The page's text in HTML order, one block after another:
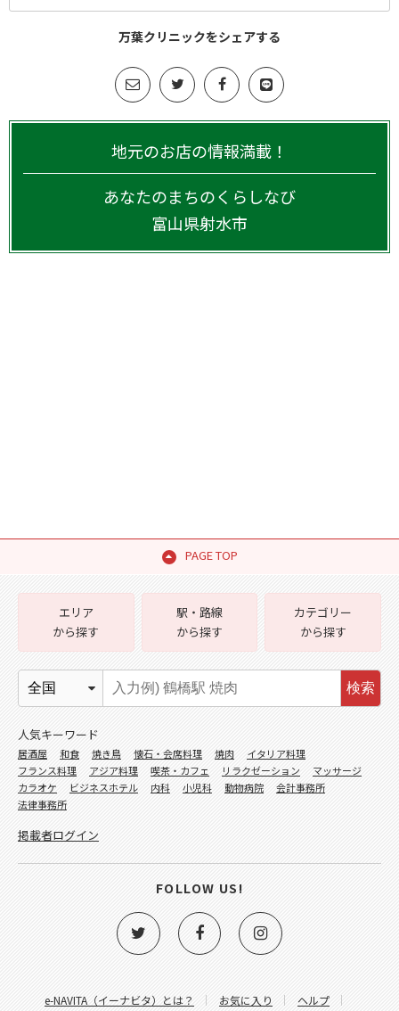
万葉クリニックをシェアする
地元のお店の情報満載！
あなたのまちのくらしなび
富山県射水市
PAGE TOP
e-NAVITA（イーナビタ）とは？ お気に入り ヘルプ
エリア
から探す
駅・路線
から探す
カテゴリー
から探す
検索
人気キーワード
居酒屋 和食 焼き鳥 懐石・会席料理 焼肉
イタリア料理
フランス料理
アジア料理 喫茶・カフェ リラクゼーション
マッサージ
カラオケ
ビジネスホテル 内科 小児科 動物病院
会計事務所
法律事務所
掲載者ログイン
FOLLOW US!